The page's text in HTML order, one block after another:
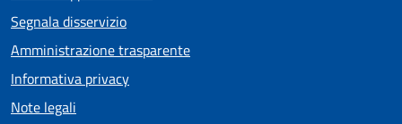
Segnala disservizio
Amministrazione trasparente
Informativa privacy
Note legali